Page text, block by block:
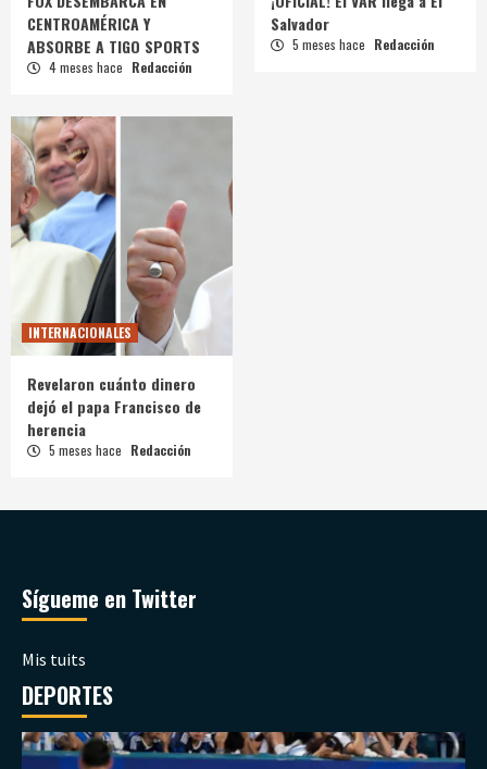
CENTROAMÉRICA Y
ABSORBE A TIGO SPORTS
4 meses hace Redacción
Salvador
5 meses hace Redacción
INTERNACIONALES
Revelaron cuánto dinero
dejó el papa Francisco de
herencia
5 meses hace Redacción
Sígueme en Twitter
Mis tuits
DEPORTES